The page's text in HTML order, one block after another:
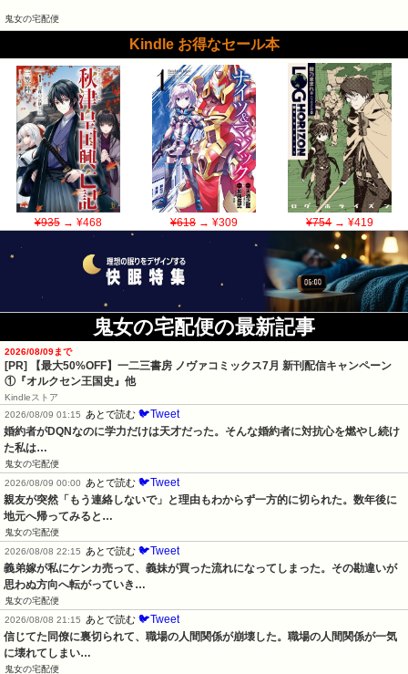
鬼女の宅配便
Kindle お得なセール本
¥935→ ¥468 ¥618→ ¥309 ¥754→ ¥419
鬼女の宅配便の最新記事
2026/08/09まで
[PR] 【最大50%OFF】一二三書房 ノヴァコミックス7月 新刊配信キャンペーン
①『オルクセン王国史』他
Kindleストア
2026/08/09 01:15
あとで読む 🐦Tweet
婚約者がDQNなのに学力だけは天才だった。そんな婚約者に対抗心を燃やし続け
た私は…
鬼女の宅配便
2026/08/09 00:00
あとで読む 🐦Tweet
親友が突然「もう連絡しないで」と理由もわからず一方的に切られた。数年後に
地元へ帰ってみると…
鬼女の宅配便
2026/08/08 22:15
あとで読む 🐦Tweet
義弟嫁が私にケンカ売って、義妹が買った流れになってしまった。その勘違いが
思わぬ方向へ転がっていき…
鬼女の宅配便
2026/08/08 21:15
あとで読む 🐦Tweet
信じてた同僚に裏切られて、職場の人間関係が崩壊した。職場の人間関係が一気
に壊れてしまい…
鬼女の宅配便